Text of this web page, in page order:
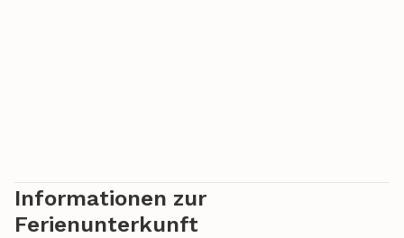
Informationen zur
Ferienunterkunft